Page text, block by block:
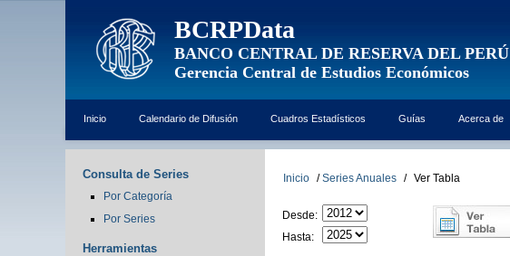
BCRPData
BANCO CENTRAL DE RESERVA DEL PERÚ
Gerencia Central de Estudios Económicos
Inicio Calendario de Difusión Cuadros Estadísticos Guías Acerca de
Consulta de Series
Por Categoría
Por Series
Herramientas
Inicio / Series Anuales / Ver Tabla
Desde:
Hasta: